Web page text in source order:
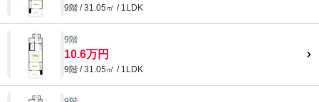
9階 / 31.05㎡ / 1LDK
9階
10.6万円
9階 / 31.05㎡ / 1LDK